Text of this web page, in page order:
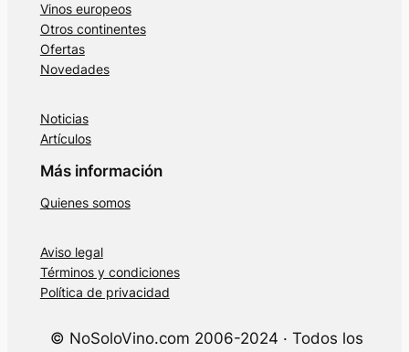
Vinos europeos
Otros continentes
Ofertas
Novedades
Noticias
Artículos
Más información
Quienes somos
Aviso legal
Términos y condiciones
Política de privacidad
© NoSoloVino.com 2006-2024 · Todos los